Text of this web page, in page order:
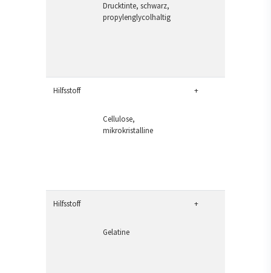
Drucktinte, schwarz,
propylenglycolhaltig
Hilfsstoff
Cellulose,
mikrokristalline
+
Hilfsstoff
Gelatine
+